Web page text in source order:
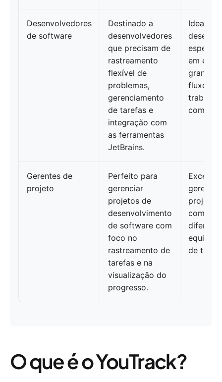
Desenvolvedores
de software
Destinado a
desenvolvedores
que precisam de
rastreamento
flexível de
problemas,
gerenciamento
de tarefas e
integração com
as ferramentas
JetBrains.
Ideal
em
grandes
fluxos
trabalho
Gerentes de
projeto
Perfeito para
gerenciar
projetos de
desenvolvimento
de software com
foco no
rastreamento de
tarefas e na
visualização do
progresso.
projetos
equipes
de
O que é o YouTrack?